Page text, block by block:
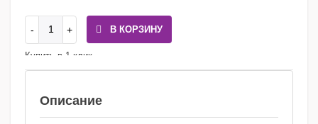
В КОРЗИНУ
Купить в 1 клик
Описание